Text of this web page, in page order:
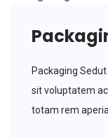
Packaging
sit voluptatem
totam rem